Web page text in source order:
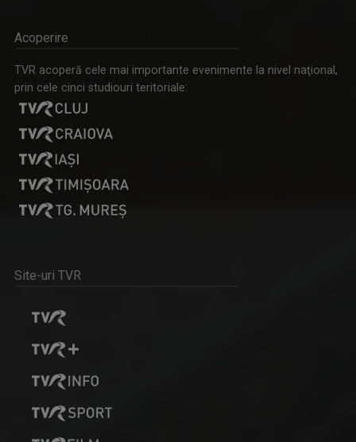
Emisiune matinală, de luni până vineri, de la ...
PLAY
Emisiune bilunară în care muzica vorbeşte
OANA LAZĂR
TVR Iaşi înseamnă exact jumătate din viaţa ...
Vă întâlniţi cu Steliana Orăşanu la ...
Acoperire
TVR acoperă cele mai importante evenimente la nivel naţional,
prin cele cinci studiouri teritoriale:
Site-uri TVR